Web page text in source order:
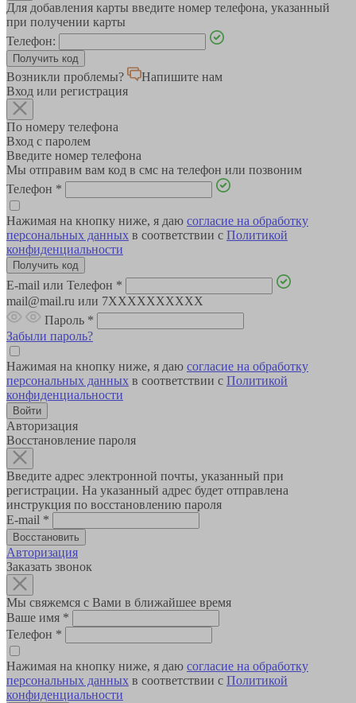
Для добавления карты введите номер телефона, указанный
при получении карты
Телефон:
Возникли проблемы?
Напишите нам
Вход или регистрация
По номеру телефона
Вход с паролем
Введите номер телефона
Мы отправим вам код в смс на телефон или позвоним
Телефон *
Нажимая на кнопку ниже, я даю согласие на обработку
персональных данных в соответствии с Политикой
конфиденциальности
E-mail или Телефон *
mail@mail.ru или 7XXXXXXXXXX
Пароль *
Забыли пароль?
Нажимая на кнопку ниже, я даю согласие на обработку
персональных данных в соответствии с Политикой
конфиденциальности
Авторизация
Восстановление пароля
Введите адрес электронной почты, указанный при
регистрации. На указанный адрес будет отправлена
инструкция по восстановлению пароля
E-mail *
Авторизация
Заказать звонок
Мы свяжемся с Вами в ближайшее время
Ваше имя *
Телефон *
Нажимая на кнопку ниже, я даю согласие на обработку
персональных данных в соответствии с Политикой
конфиденциальности